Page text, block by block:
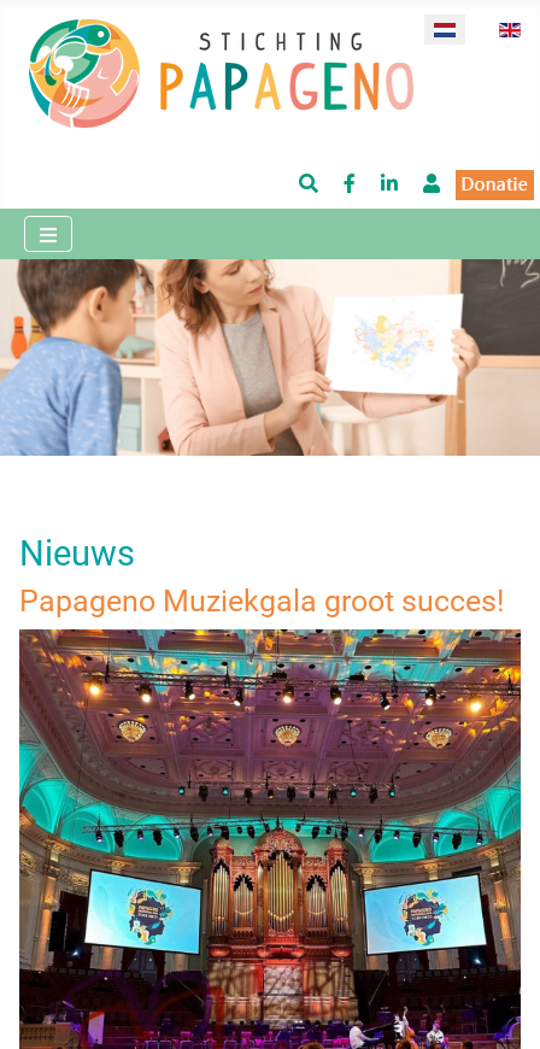
Selecteer de
ZoekenFacebookLinkedInLogin /
Nieuws
Papageno Muziekgala groot succes!